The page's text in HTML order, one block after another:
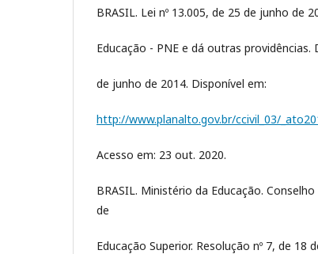
BRASIL. Lei nº 13.005, de 25 de junho de
Educação - PNE e dá outras providências.
de junho de 2014. Disponível em:
http://www.planalto.gov.br/ccivil_03/
Acesso em: 23 out. 2020.
BRASIL. Ministério da Educação.
de
Educação Superior. Resolução nº 7, de 18